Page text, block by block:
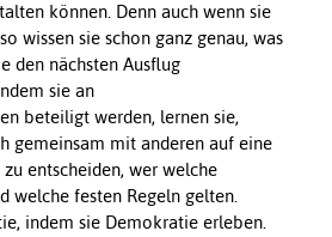
können. Denn auch wenn sie
wissen sie schon ganz genau, was
den nächsten Ausflug
sie an
beteiligt werden, lernen sie,
gemeinsam mit anderen auf eine
entscheiden, wer welche
welche festen Regeln gelten.
indem sie Demokratie erleben.